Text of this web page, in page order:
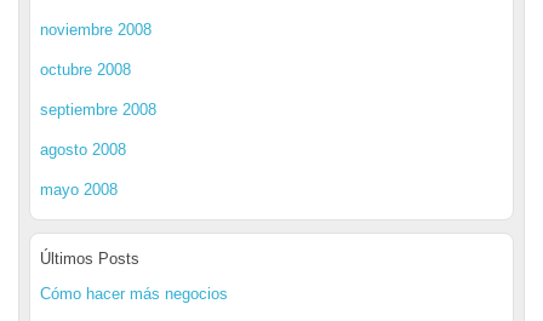
noviembre 2008
octubre 2008
septiembre 2008
agosto 2008
mayo 2008
Últimos Posts
Cómo hacer más negocios